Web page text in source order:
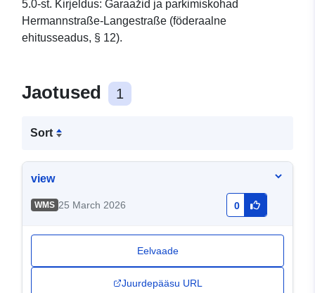
5.0-st. Kirjeldus: Garaažid ja parkimiskohad
Hermannstraße-Langestraße (föderaalne
ehitusseadus, § 12).
Jaotused 1
Sort
view
WMS 25 March 2026 0
Eelvaade
Juurdepääsu URL